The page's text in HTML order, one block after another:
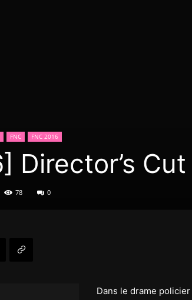
FNC FNC 2016
Director’s Cut
78 0
Dans le drame policier